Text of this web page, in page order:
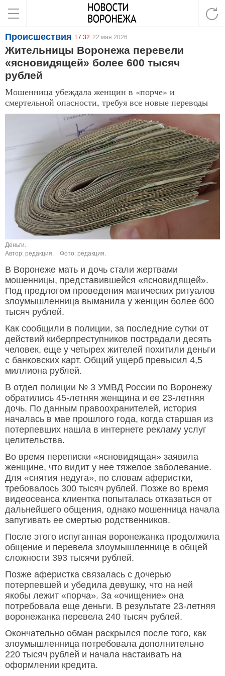
Происшествия 17:32 22 мая 2026
Жительницы Воронежа перевели
«ясновидящей» более 600 тысяч
рублей
Мошенница убеждала женщин в «порче» и
смертельной опасности, требуя все новые переводы
Деньги.
Автор: редакция.
Фото: редакция.
В Воронеже мать и дочь стали жертвами
мошенницы, представившейся «ясновидящей».
Под предлогом проведения магических ритуалов
злоумышленница выманила у женщин более 600
тысяч рублей.
Как сообщили в полиции, за последние сутки от
действий киберпреступников пострадали десять
человек, еще у четырех жителей похитили деньги
с банковских карт. Общий ущерб превысил 4,5
миллиона рублей.
В отдел полиции № 3 УМВД России по Воронежу
обратились 45-летняя женщина и ее 23-летняя
дочь. По данным правоохранителей, история
началась в мае прошлого года, когда старшая из
потерпевших нашла в интернете рекламу услуг
целительства.
Во время переписки «ясновидящая» заявила
женщине, что видит у нее тяжелое заболевание.
Для «снятия недуга», по словам аферистки,
требовалось 300 тысяч рублей. Позже во время
видеосеанса клиентка попыталась отказаться от
дальнейшего общения, однако мошенница начала
запугивать ее смертью родственников.
После этого испуганная воронежанка продолжила
общение и перевела злоумышленнице в общей
сложности 393 тысячи рублей.
Позже аферистка связалась с дочерью
потерпевшей и убедила девушку, что на ней
якобы лежит «порча». За «очищение» она
потребовала еще деньги. В результате 23-летняя
воронежанка перевела 240 тысяч рублей.
Окончательно обман раскрылся после того, как
злоумышленница потребовала дополнительно
220 тысяч рублей и начала настаивать на
оформлении кредита.